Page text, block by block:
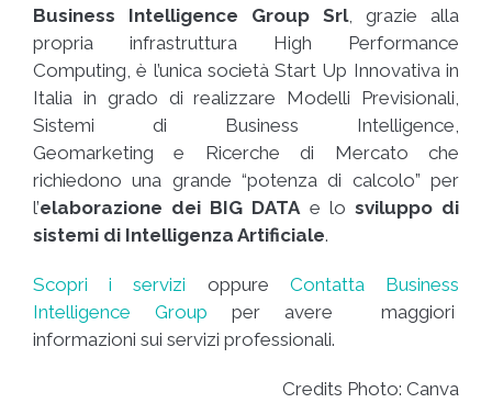
Business Intelligence Group Srl, grazie alla
propria infrastruttura High Performance
Computing, è l’unica società Start Up Innovativa in
Italia in grado di realizzare Modelli Previsionali,
Sistemi di Business Intelligence,
Geomarketing e Ricerche di Mercato che
richiedono una grande “potenza di calcolo” per
l’elaborazione dei BIG DATAe lo sviluppo di
sistemi di Intelligenza Artificiale.
Scopri i servizi oppure Contatta Business
Intelligence Group per avere maggiori
informazioni sui servizi professionali.
Credits Photo: Canva